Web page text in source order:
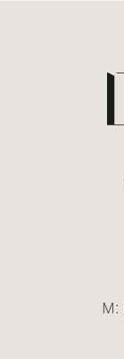
M: